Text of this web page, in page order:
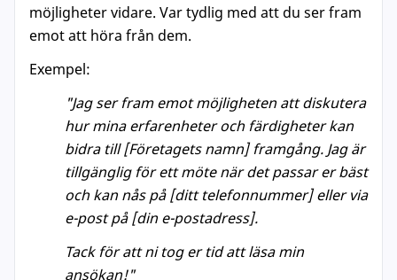
möjligheter vidare. Var tydlig med att du ser fram
emot att höra från dem.
Exempel:
"Jag ser fram emot möjligheten att diskutera
hur mina erfarenheter och färdigheter kan
bidra till [Företagets namn] framgång. Jag är
tillgänglig för ett möte när det passar er bäst
och kan nås på [ditt telefonnummer] eller via
e-post på [din e-postadress].
Tack för att ni tog er tid att läsa min
ansökan!"